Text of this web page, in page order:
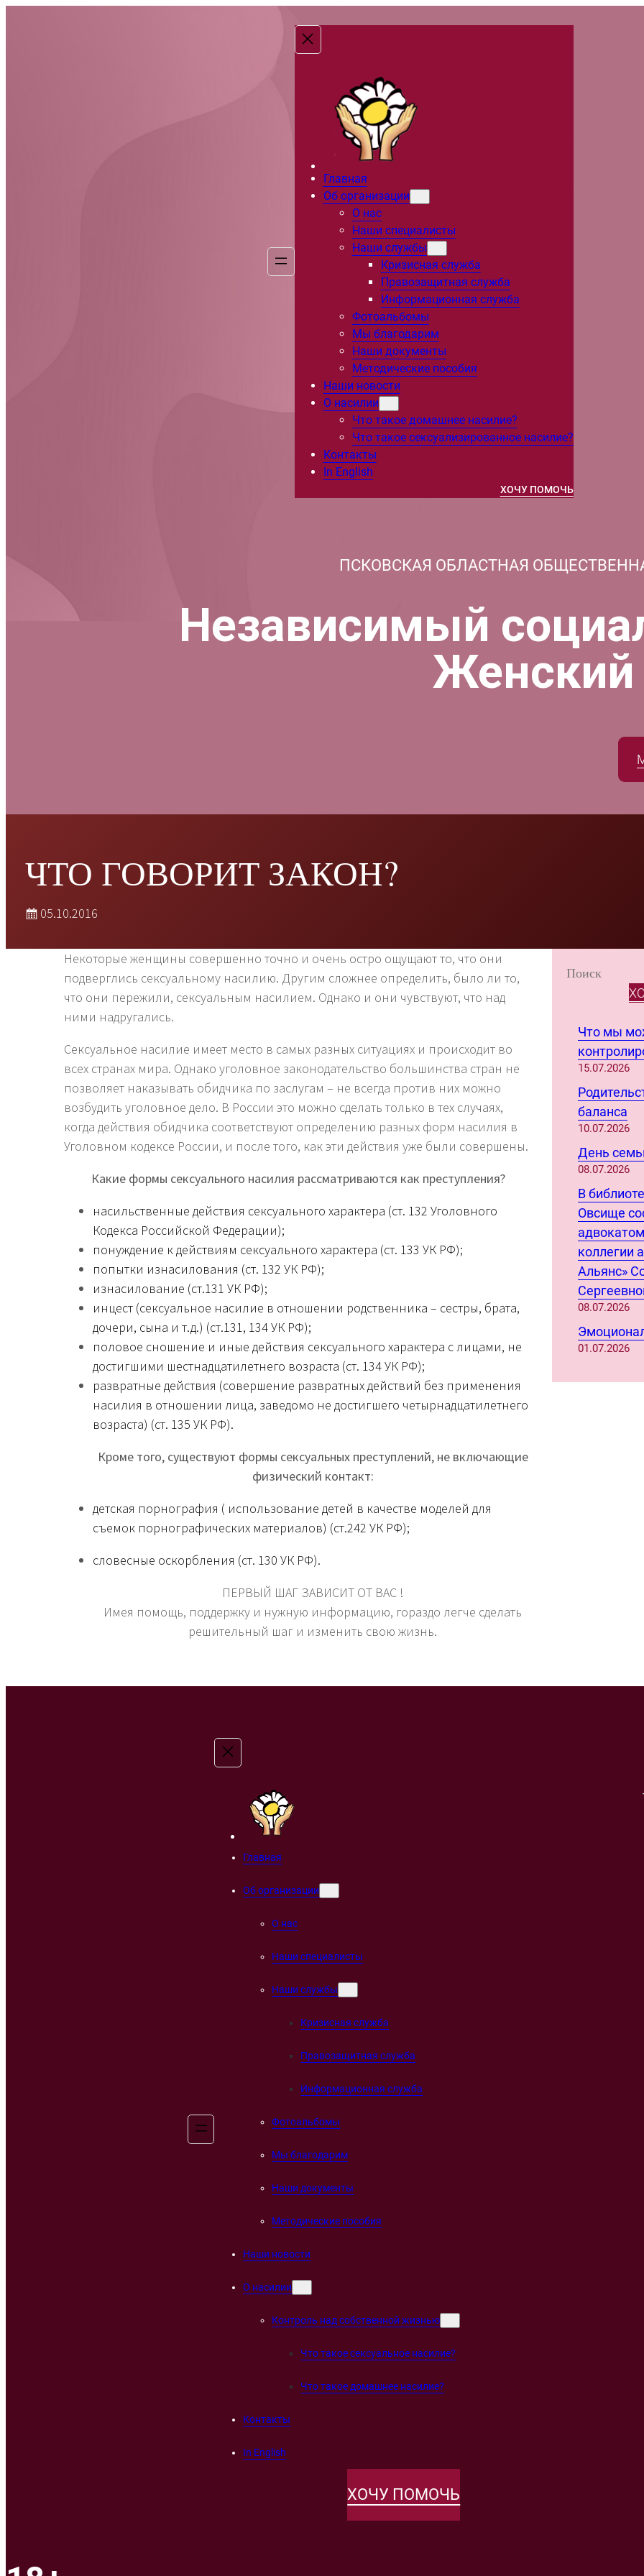
Главная
Об организации
О нас
Наши специалисты
Наши службы
Кризисная служба
Правозащитная служба
Информационная служба
Фотоальбомы
Мы благодарим
Наши документы
Методические пособия
Наши новости
О насилии
Что такое домашнее насилие?
Что такое сексуализированное насилие?
Контакты
In English
ХОЧУ ПОМОЧЬ
ПСКОВСКАЯ ОБЛАСТНАЯ
Независимый
Женский
ЧТО ГОВОРИТ ЗАКОН?
05.10.2016
Некоторые женщины совершенно точно и очень остро ощущают то, что они
подверглись сексуальному насилию. Другим сложнее определить, было ли то,
что они пережили, сексуальным насилием. Однако и они чувствуют, что над
ними надругались.
Сексуальное насилие имеет место в самых разных ситуациях и происходит во
всех странах мира. Однако уголовное законодательство большинства стран не
позволяет наказывать обидчика по заслугам – не всегда против них можно
возбудить уголовное дело. В России это можно сделать только в тех случаях,
когда действия обидчика соответствуют определению разных форм насилия в
Уголовном кодексе России, и после того, как эти действия уже были совершены.
Какие формы сексуального насилия рассматриваются как преступления?
насильственные действия сексуального характера (ст. 132 Уголовного
Кодекса Российской Федерации);
понуждение к действиям сексуального характера (ст. 133 УК РФ);
попытки изнасилования (ст. 132 УК РФ);
изнасилование (ст.131 УК РФ);
инцест (сексуальное насилие в отношении родственника – сестры, брата,
дочери, сына и т.д.) (ст.131, 134 УК РФ);
половое сношение и иные действия сексуального характера с лицами, не
достигшими шестнадцатилетнего возраста (ст. 134 УК РФ);
развратные действия (совершение развратных действий без применения
насилия в отношении лица, заведомо не достигшего четырнадцатилетнего
возраста) (ст. 135 УК РФ).
Кроме того, существуют формы сексуальных преступлений, не включающие
физический контакт:
детская порнография ( использование детей в качестве моделей для
съемок порнографических материалов) (ст.242 УК РФ);
словесные оскорбления (ст. 130 УК РФ).
ПЕРВЫЙ ШАГ ЗАВИСИТ ОТ ВАС !
Имея помощь, поддержку и нужную информацию, гораздо легче сделать
решительный шаг и изменить свою жизнь.
S
Что мы
15.07.2026
баланса
10.07.2026
День
08.07.2026
В
Овсище
коллегии
Альянс»
08.07.2026
01.07.2026
Главная
Об организации
О нас
Наши специалисты
Наши службы
Кризисная служба
Правозащитная служба
Информационная служба
Фотоальбомы
Мы благодарим
Наши документы
Методические пособия
Наши новости
О насилии
Контроль над собственной жизнью
Что такое сексуальное насилие?
Что такое домашнее насилие?
Контакты
In English
ХОЧУ ПОМОЧЬ